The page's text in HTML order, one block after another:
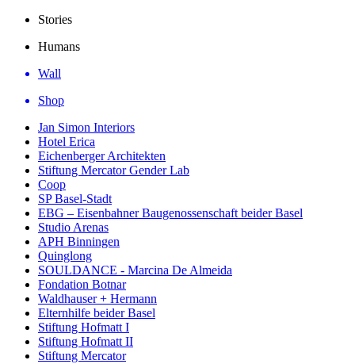
Stories
Humans
Wall
Shop
Jan Simon Interiors
Hotel Erica
Eichenberger Architekten
Stiftung Mercator Gender Lab
Coop
SP Basel-Stadt
EBG – Eisenbahner Baugenossenschaft beider Basel
Studio Arenas
APH Binningen
Quinglong
SOULDANCE - Marcina De Almeida
Fondation Botnar
Waldhauser + Hermann
Elternhilfe beider Basel
Stiftung Hofmatt I
Stiftung Hofmatt II
Stiftung Mercator